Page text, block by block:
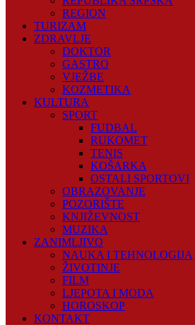
REGION
TURIZAM
ZDRAVLJE
DOKTOR
GASTRO
VJEŽBE
KOZMETIKA
KULTURA
SPORT
FUDBAL
RUKOMET
TENIS
KOŠARKA
OSTALI SPORTOVI
OBRAZOVANJE
POZORIŠTE
KNJIŽEVNOST
MUZIKA
ZANIMLJIVO
NAUKA I TEHNOLOGIJA
ŽIVOTINJE
FILM
LJEPOTA I MODA
HOROSKOP
KONTAKT